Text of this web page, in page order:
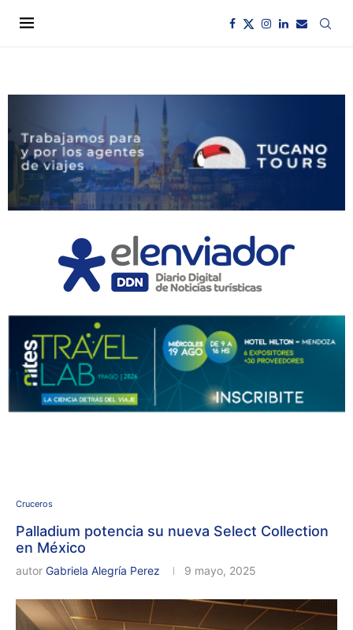
Cruceros
Palladium potencia su nueva Select Collection
en México
autor Gabriela Alegría Perez 9 mayo, 2025